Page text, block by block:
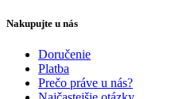
Nakupujte u nás
Doručenie
Platba
Prečo práve u nás?